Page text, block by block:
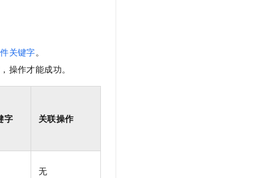
关键字。
操作才能成功。
字 关联操作
无